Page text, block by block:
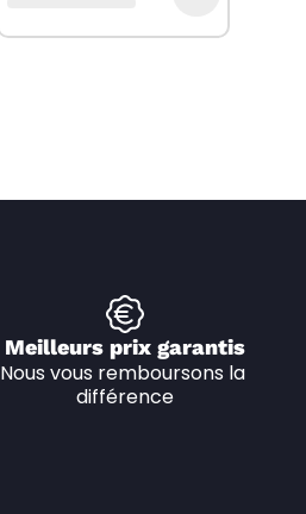
Meilleurs prix garantis
Nous vous remboursons la
différence